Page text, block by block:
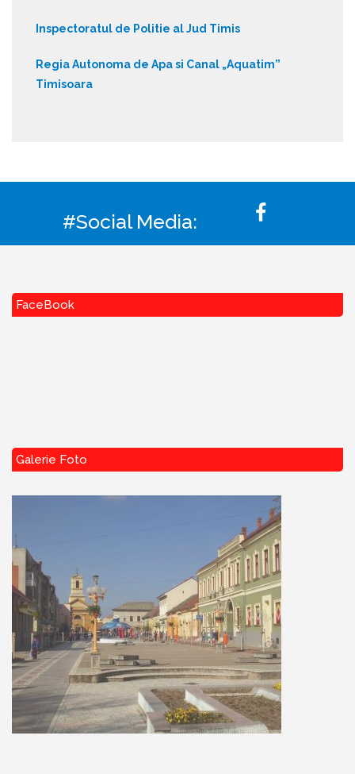
Inspectoratul de Politie al Jud Timis
Regia Autonoma de Apa si Canal „Aquatim”
Timisoara
#Social Media:
FaceBook
Galerie Foto